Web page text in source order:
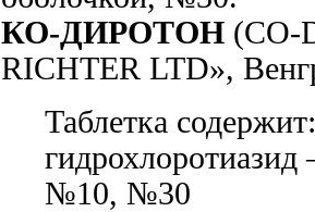
КО-ДИРОТОН (CO-
RICHTER LTD»,
Таблетка
№10, №30